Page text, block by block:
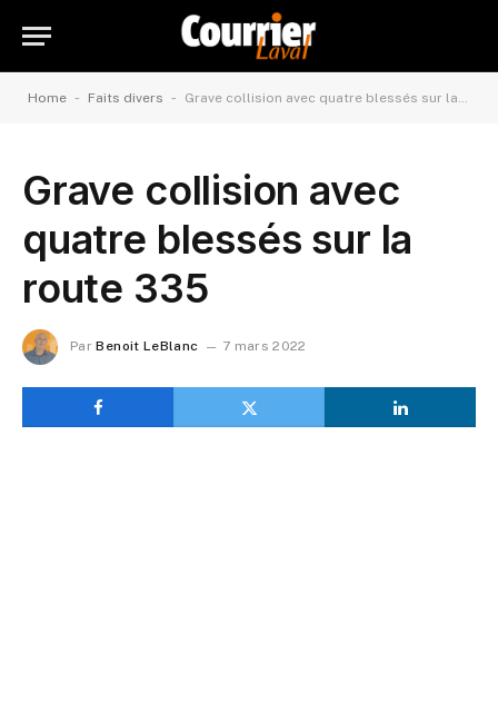
Home - Faits divers - Grave collision avec quatre blessés sur la route 335
Grave collision avec
quatre blessés sur la
route 335
Par Benoit LeBlanc 7 mars 2022